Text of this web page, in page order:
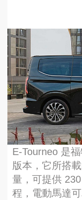
E-Tourneo 是
版本，它所搭
量，可提供
程，電動馬達